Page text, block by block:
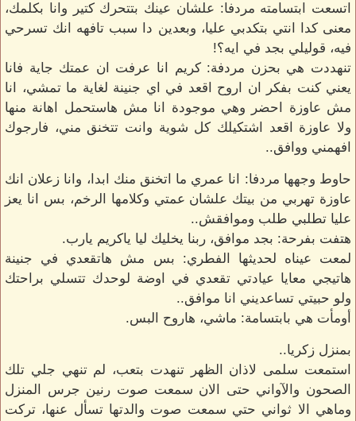
اتسعت ابتسامته مردفا: علشان عينك بتتحرك كتير وانا بكلمك،
معنى كدا انتي بتكدبي عليا، وبعدين دا سبب تافهه انك تسرحي
فيه، قوليلي بجد في ايه؟!
تنهددت هي بحزن مردفة: كريم انا عرفت ان عمتك جاية فانا
يعني كنت بفكر ان اروح اقعد في اي جنينة لغاية ما تمشي، انا
مش عاوزة احضر وهي موجودة انا مش هاستحمل اهانة منها
ولا عاوزة اقعد اشتكيلك كل شوية وانت تتخنق مني، فارجوك
افهمني ووافق..
حاوط وجهها مردفا: انا عمري ما اتخنق منك ابدا، وانا زعلان انك
عاوزة تهربي من بيتك علشان عمتي وكلامها الرخم، بس انا يعز
عليا تطلبي طلب وموافقش..
هتفت بفرحة: بجد موافق، ربنا يخليك ليا ياكريم يارب.
لمعت عيناه لحديثها الفطري: بس مش هاتقعدي في جنينة
هاتيجي معايا عيادتي تقعدي في اوضة لوحدك تتسلي براحتك
ولو حبيتي تساعديني انا موافق..
أومأت هي بابتسامة: ماشي، هاروح البس.
بمنزل زكريا..
استمعت سلمى لاذان الظهر تنهدت بتعب، لم تنهي جلي تلك
الصحون والآواني حتى الان سمعت صوت رنين جرس المنزل
وماهي الا ثواني حتي سمعت صوت والدتها تسأل عنها، تركت